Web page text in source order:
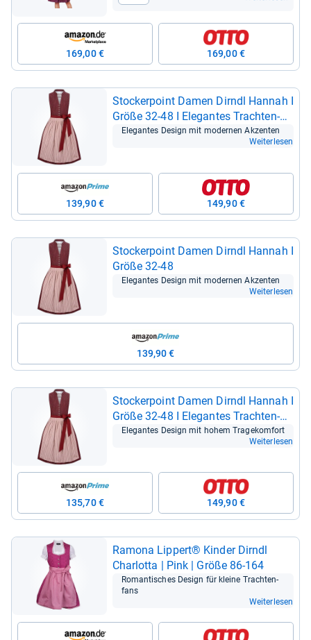
169,00 € 169,00 €
Stocker­point Damen Dirndl Han­nah I
Größe 32-​48 I Ele­gan­tes Trach­ten­
kleid mit Schürze und lie­be­vol­len
Ele­gan­tes Design mit moder­nen Akzen­ten
Weiterlesen
139,90 € 149,90 €
Stocker­point Damen Dirndl Han­nah I
Größe 32-​48
Ele­gan­tes Design mit moder­nen Akzen­ten
Weiterlesen
139,90 €
Stocker­point Damen Dirndl Han­nah I
Größe 32-​48 I Ele­gan­tes Trach­ten­
kleid mit Schürze & lie­be­vol­len
Ele­gan­tes Design mit hohem Tra­ge­kom­fort
Weiterlesen
135,70 € 149,90 €
Ramona Lip­pert® Kin­der Dirndl
Char­lotta | Pink | Größe 86-​164
Roman­ti­sches Design für kleine Trach­ten­
fans
Weiterlesen